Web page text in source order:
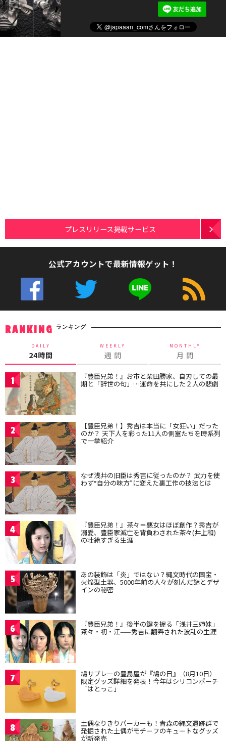
プレスリリース掲載サービス
公式アカウントで最新情報ゲット！
RANKING ランキング
DAILY
24時間
WEEKLY
週 間
MONTHLY
月 間
1 『豊臣兄弟！』お市と柴田勝家、自刃しての最
期と「辞世の句」…運命を共にした２人の悲劇
2 【豊臣兄弟！】秀吉は本当に「女狂い」だった
のか？ 天下人を彩った11人の側室たちを時系列
で一挙紹介
3 なぜ浅井の旧臣は秀吉に従ったのか？ 武力を使
わず“自分の味方”に変えた裏工作の技法とは
4 『豊臣兄弟！』茶々＝悪女はほぼ創作？秀吉が
溺愛、豊臣家滅亡を背負わされた茶々(井上和)
の壮絶すぎる生涯
5 あの装飾は「炎」ではない？縄文時代の国宝・
火焔型土器、5000年前の人々が刻んだ謎とデザ
インの秘密
6 『豊臣兄弟！』後半の鍵を握る「浅井三姉妹」
茶々・初・江——秀吉に翻弄された波乱の生涯
7 鳩サブレーの豊島屋が『鳩の日』（8月10日）
限定グッズ詳細を発表！今年はシリコンポーチ
「はとっこ」
8 土偶なりきりパーカーも！青森の縄文遺跡群で
発掘された土偶がモチーフのキュートなグッズ
が新発売